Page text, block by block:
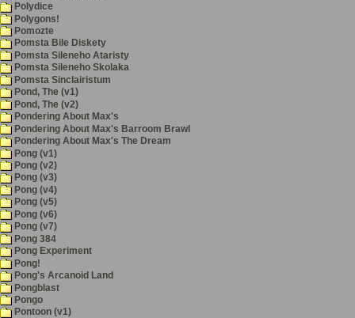
Polydice
Polygons!
Pomozte
Pomsta Bile Diskety
Pomsta Sileneho Ataristy
Pomsta Sileneho Skolaka
Pomsta Sinclairistum
Pond, The (v1)
Pond, The (v2)
Pondering About Max's
Pondering About Max's Barroom Brawl
Pondering About Max's The Dream
Pong (v1)
Pong (v2)
Pong (v3)
Pong (v4)
Pong (v5)
Pong (v6)
Pong (v7)
Pong 384
Pong Experiment
Pong!
Pong's Arcanoid Land
Pongblast
Pongo
Pontoon (v1)